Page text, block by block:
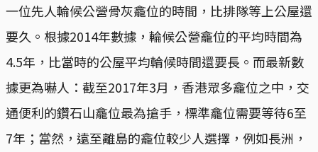
一位先人輪候公營骨灰龕位的時間，比排隊等上公屋還
要久。根據2014年數據，輪候公營龕位的平均時間為
4.5年，比當時的公屋平均輪候時間還要長。而最新數
據更為嚇人：截至2017年3月，香港眾多龕位之中，交
通便利的鑽石山龕位最為搶手，標準龕位需要等待6至
7年；當然，遠至離島的龕位較少人選擇，例如長洲，